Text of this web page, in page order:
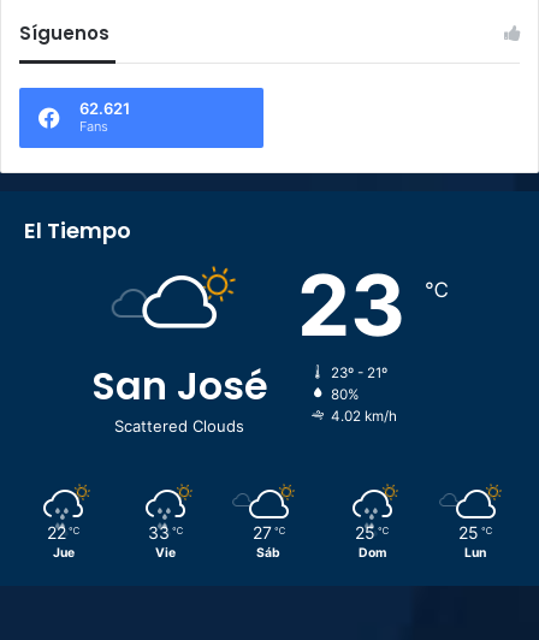
Síguenos
62.621
Fans
El Tiempo
San José
Scattered Clouds
23 ℃
23º - 21º
80%
4.02 km/h
22 ℃
Jue
33 ℃
Vie
27 ℃
Sáb
25 ℃
Dom
25 ℃
Lun